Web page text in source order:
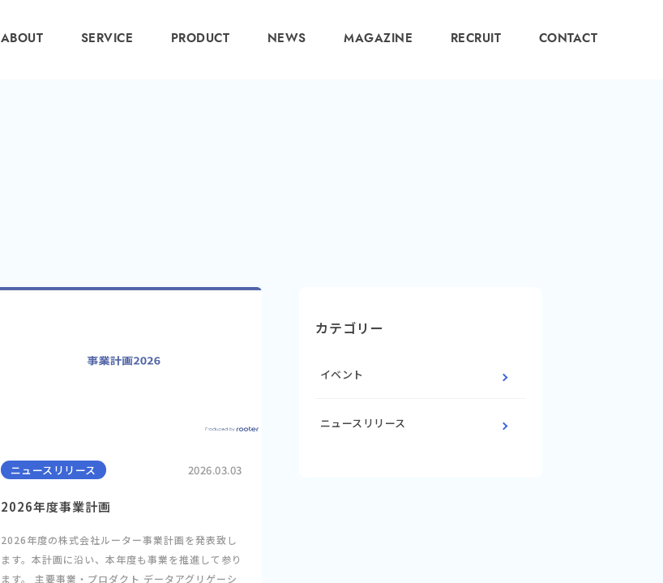
ABOUT SERVICE PRODUCT NEWS MAGAZINE RECRUIT CONTACT
ニュースリリース 2026.03.03
2026年度事業計画
2026年度の株式会社ルーター事業計画を発表致し
ます。本計画に沿い、本年度も事業を推進して参り
ます。 主要事業・プロダクト データアグリゲーシ
カテゴリー
イベント
ニュースリリース